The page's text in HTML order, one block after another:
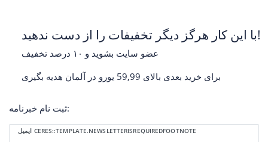
با این کار هرگز دیگر تخفیفات را از دست ندهید!
برای خرید بعدی بالای 59,99 یورو در آلمان هدیه بگیری
ثبت نام خبرنامه:
ایمیل CERES::TEMPLATE.NEWSLETTERISREQUIREDFOOTNOTE
Ceres::Template.newsletterHoneypotLabel